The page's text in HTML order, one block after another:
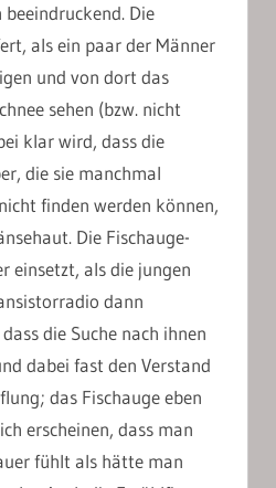
Die
als ein paar der Männer
und von dort das
sehen (bzw. nicht
klar wird, dass die
die sie manchmal
finden werden können,
Die Fischauge-
einsetzt, als die jungen
dann
die Suche nach ihnen
dabei fast den Verstand
das Fischauge eben
erscheinen, dass man
fühlt als hätte man